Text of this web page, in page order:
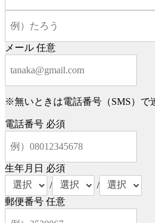
メール 任意
※無いときは電話番号（SMS）で
電話番号 必須
生年月日 必須
/
/
郵便番号 任意